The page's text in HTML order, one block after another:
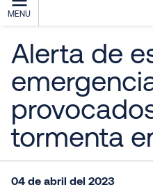
MENU
Alerta de
tormenta
04 de abril del 2023